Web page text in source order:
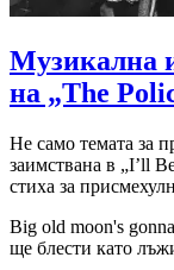
Музикална
на „The
Не само темата за
заимствана в „I’ll
стиха за
Big old moon's
ще блести като